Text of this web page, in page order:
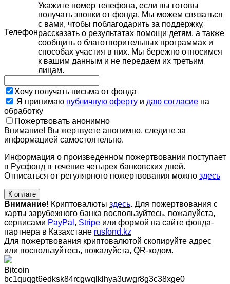
Телефон
Укажите номер телефона, если вы готовы
получать звонки от фонда. Мы можем связаться
с вами, чтобы поблагодарить за поддержку,
рассказать о результатах помощи детям, а также
сообщить о благотворительных программах и
способах участия в них. Мы бережно относимся
к вашим данным и не передаем их третьим
лицам.
Хочу получать письма от фонда
Я принимаю публичную оферту и даю согласие на
обработку
Пожертвовать анонимно
Внимание! Вы жертвуете анонимно, следите за
информацией самостоятельно.
Информация о произведенном пожертвовании поступает
в Русфонд в течение четырех банковских дней.
Отписаться от регулярного пожертвования можно здесь
К оплате
Внимание! Криптовалюты здесь. Для пожертвования с
карты зарубежного банка воспользуйтесь, пожалуйста,
сервисами PayPal , Stripe или формой на сайте фонда-
партнера в Казахстане rusfond.kz
Для пожертвования криптовалютой скопируйте адрес
или воспользуйтесь, пожалуйста, QR-кодом.
Bitcoin
bc1quqgt6edksk84rcgwqlklhya3uwgr8g3c38xge0